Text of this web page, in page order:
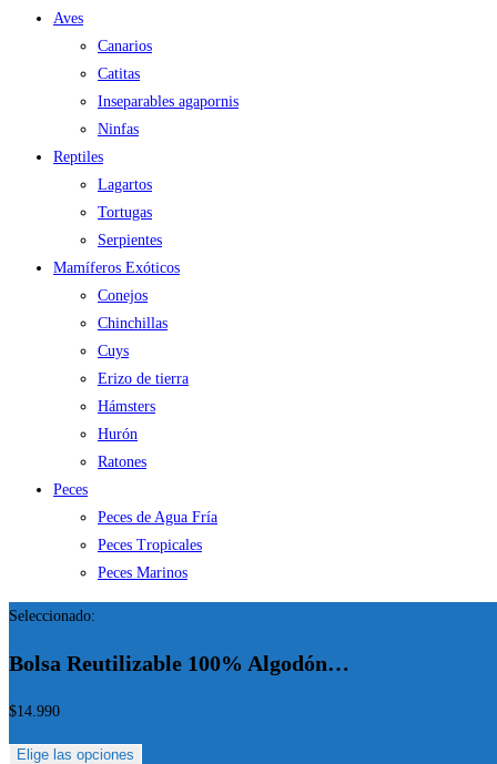
Aves
Canarios
Catitas
Inseparables agapornis
Ninfas
Reptiles
Lagartos
Tortugas
Serpientes
Mamíferos Exóticos
Conejos
Chinchillas
Cuys
Erizo de tierra
Hámsters
Hurón
Ratones
Peces
Peces de Agua Fría
Peces Tropicales
Peces Marinos
Seleccionado:
Bolsa Reutilizable 100% Algodón…
$14.990
Elige las opciones